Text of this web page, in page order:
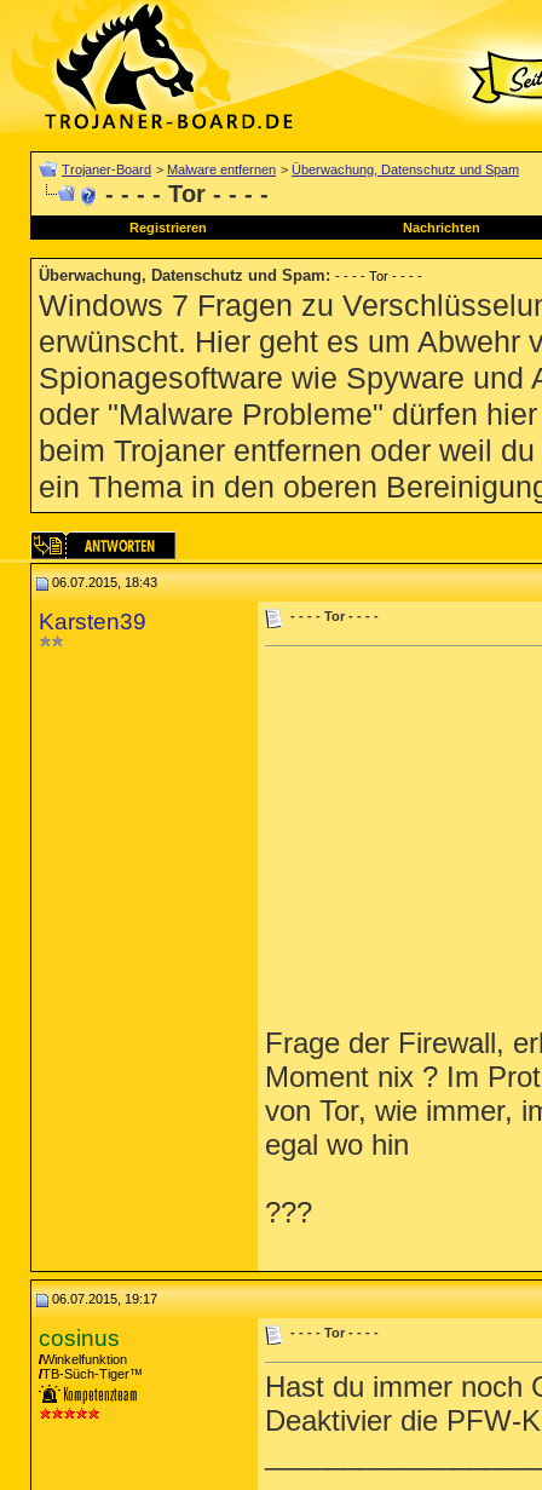
Trojaner-Board > Malware entfernen > Überwachung, Datenschutz und Spam
- - - - Tor - - - -
Registrieren Nachrichten
Überwachung, Datenschutz und Spam: - - - - Tor - - - -
Windows 7 Fragen zu
erwünscht. Hier geht es um Abwehr
Spionagesoftware wie Spyware und
oder "Malware Probleme" dürfen
beim Trojaner entfernen oder weil
ein Thema in den oberen
06.07.2015, 18:43
Karsten39 - - - - Tor - - - -
Frage der Firewall,
Moment nix ? Im
von Tor, wie immer,
egal wo hin
???
06.07.2015, 19:17
cosinus
Winkelfunktion
TB-Süch-Tiger™
- - - - Tor - - - -
Hast du immer noch
Deaktivier die PFW-